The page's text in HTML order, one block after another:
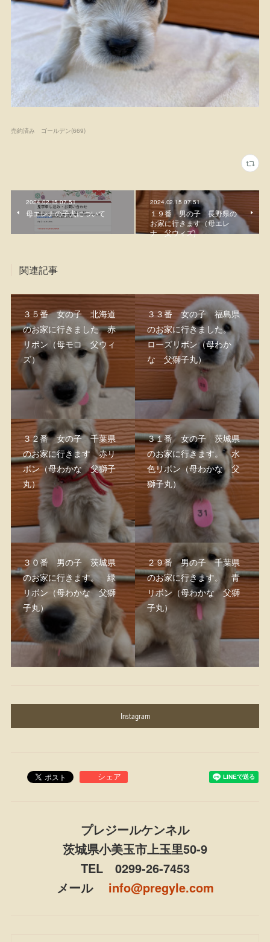
売約済み ゴールデン(669)
2024.02.15 07:51
母エレナの子犬について
2024.02.15 07:51
１９番 男の子 長野県の
お家に行きます（母エレ
ナ 父ウィズ)
関連記事
３５番 女の子 北海道
のお家に行きました 赤
リボン（母モコ 父ウィ
ズ）
３３番 女の子 福島県
のお家に行きました。
ローズリボン（母わか
な 父獅子丸）
３２番 女の子 千葉県
のお家に行きます 赤リ
ボン（母わかな 父獅子
丸）
３１番 女の子 茨城県
のお家に行きます。 水
色リボン（母わかな 父
獅子丸）
３０番 男の子 茨城県
のお家に行きます。 緑
リボン（母わかな 父獅
子丸）
２９番 男の子 千葉県
のお家に行きます。 青
リボン（母わかな 父獅
子丸）
Instagram
プレジールケンネル
茨城県小美玉市上玉里50-9
TEL 0299-26-7453
メール info@pregyle.com